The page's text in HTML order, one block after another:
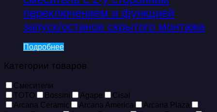
переключением и функцией
запуск/останов скрытого монтажа
Подробнее
Категории товаров
Смесители
TOTO
Bossini Agape
Cisal
Arcana Ceramic
Arcana America
Arcana Plaza